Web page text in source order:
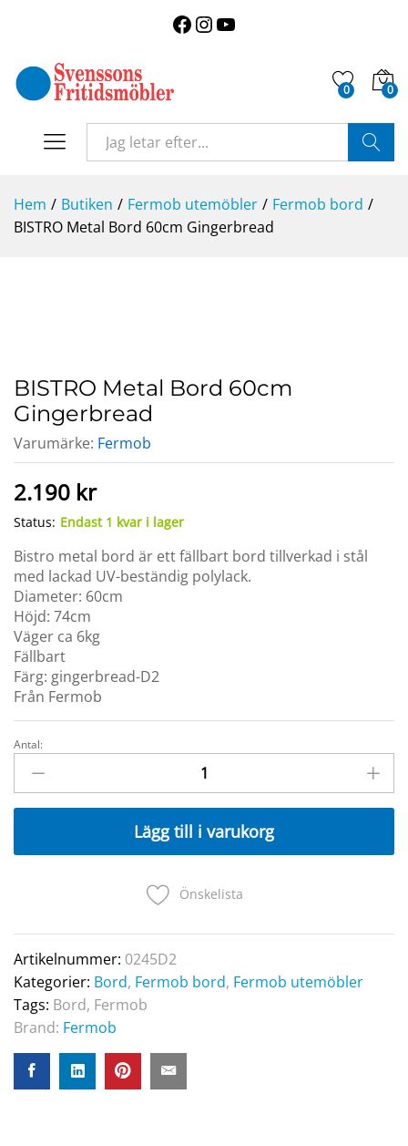
Facebook
Instagram
0 0
Hem / Butiken / Fermob utemöbler / Fermob bord /
BISTRO Metal Bord 60cm Gingerbread
BISTRO Metal Bord 60cm
Gingerbread
Varumärke: Fermob
2.190 kr
Status: Endast 1 kvar i lager
Bistro metal bord är ett fällbart bord tillverkad i stål
med lackad UV-beständig polylack.
Diameter: 60cm
Höjd: 74cm
Väger ca 6kg
Fällbart
Färg: gingerbread-D2
Från Fermob
BISTRO
Metal
Bord
Antal:
Lägg till i varukorg
Önskelista
Artikelnummer: 0245D2
Kategorier: Bord, Fermob bord, Fermob utemöbler
Tags: Bord, Fermob
Brand: Fermob